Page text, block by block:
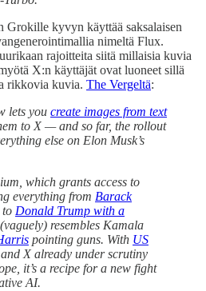
Grokille kyvyn käyttää saksalaisen
nimeltä Flux.
rajoitteita siitä millaisia kuvia
X:n käyttäjät ovat luoneet sillä
rikkovia kuvia. The Vergeltä:
lets you create images from text
to X — and so far, the rollout
else on Elon Musk’s
which grants access to
everything from Barack
to Donald Trump with a
resembles Kamala
pointing guns. With US
and X already under scrutiny
it’s a recipe for a new fight
AI.